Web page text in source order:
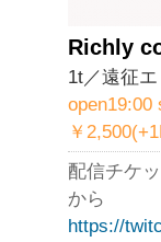
Richly
1t／遠征
open19:00
￥
配信チケ
から
https://